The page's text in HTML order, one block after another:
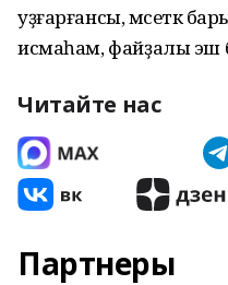
уҙғарғансы, мәсеткә
исмаһам, файҙалы эш
Читайте нас
Партнеры